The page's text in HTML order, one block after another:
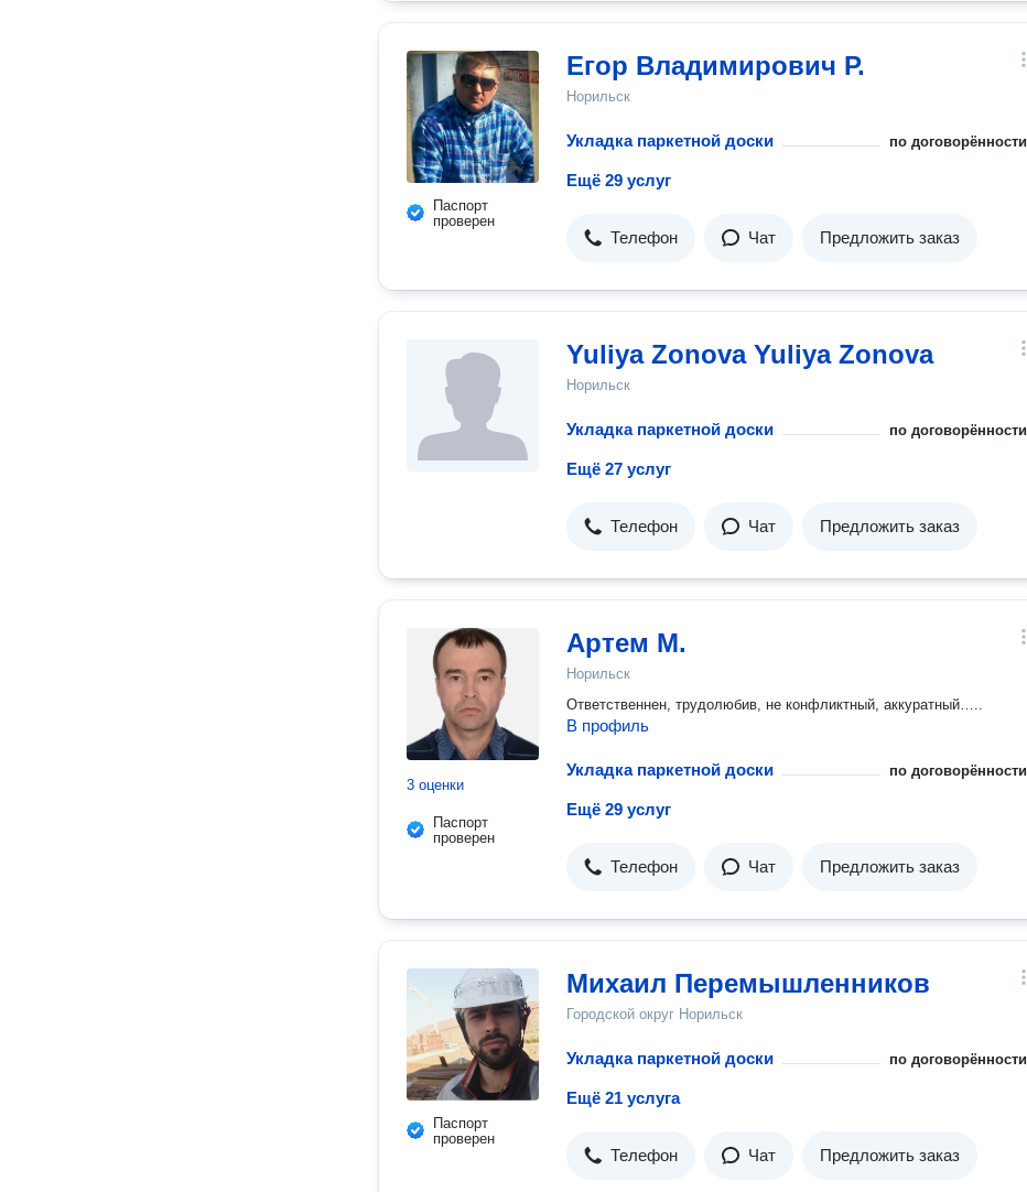
Паспорт
проверен
Егор Владимирович Р.
Норильск
Укладка паркетной доски по договорённости
Ещё 29 услуг
Телефон Чат Предложить заказ
Yuliya Zonova Yuliya Zonova
Норильск
Укладка паркетной доски по договорённости
Ещё 27 услуг
Телефон Чат Предложить заказ
3 оценки
Паспорт
проверен
Артем М.
Норильск
Ответственнен, трудолюбив, не конфликтный, аккуратный…..
В профиль
Укладка паркетной доски по договорённости
Ещё 29 услуг
Телефон Чат Предложить заказ
Паспорт
проверен
Михаил Перемышленников
Городской округ Норильск
Укладка паркетной доски по договорённости
Ещё 21 услуга
Телефон Чат Предложить заказ